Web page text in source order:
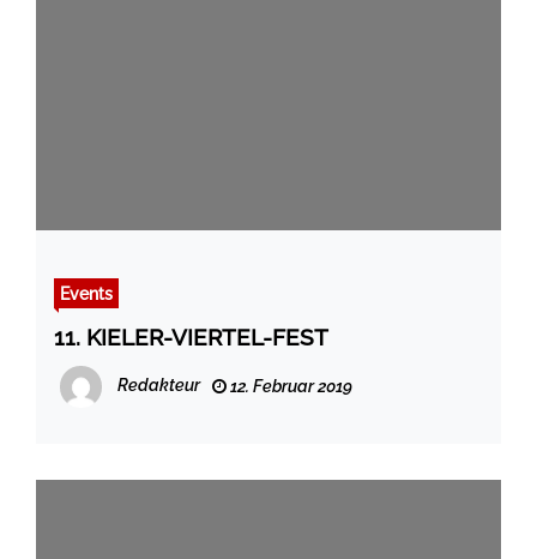
Events
11. KIELER-VIERTEL-FEST
Redakteur 12. Februar 2019